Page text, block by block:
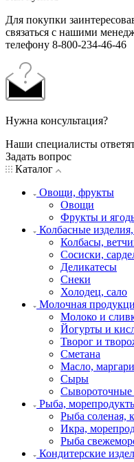
Для покупки
связаться с нашими
телефону 8-800-234-46-46
Нужна консультация?
Наши специалисты
Задать вопрос
Каталог
Овощи, фрукты
Овощи
Фрукты и
Колбасные
Колбасы,
Сосиски,
Деликатесы
Снеки
Холодец, сало
Молочная
Молоко и
Йогурты и
Творог и
Сметана
Масло,
Сыры
Сывороточные
Рыба,
Рыба соленая,
Икра,
Рыба
Кондитерские